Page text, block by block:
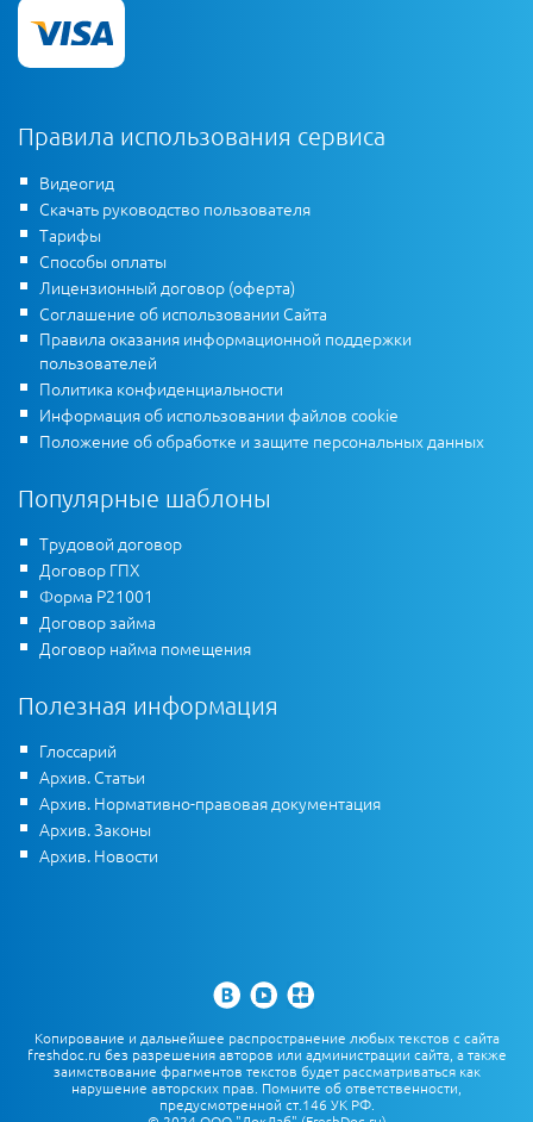
Правила использования сервиса
Видеогид
Скачать руководство пользователя
Тарифы
Способы оплаты
Лицензионный договор (оферта)
Соглашение об использовании Сайта
Правила оказания информационной поддержки
пользователей
Политика конфиденциальности
Информация об использовании файлов cookie
Положение об обработке и защите персональных данных
Популярные шаблоны
Трудовой договор
Договор ГПХ
Форма Р21001
Договор займа
Договор найма помещения
Полезная информация
Глоссарий
Архив. Статьи
Архив. Нормативно-правовая документация
Архив. Законы
Архив. Новости
Копирование и дальнейшее распространение любых текстов с сайта
freshdoc.ru без разрешения авторов или администрации сайта, а также
заимствование фрагментов текстов будет рассматриваться как
нарушение авторских прав. Помните об ответственности,
предусмотренной ст.146 УК РФ.